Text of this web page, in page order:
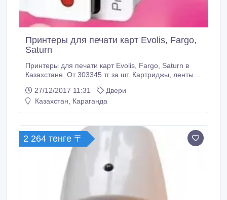
Принтеры для печати карт Evolis, Fargo,
Saturn
Принтеры для печати карт Evolis, Fargo, Saturn в
Казахстане. От 303345 тг за шт. Картриджы, ленты,
ассортимент. Оптовикам и монтажным
организациям скидки..
27/12/2017 11:31
Двери
Казахстан, Караганда
2 264 тенге 〒